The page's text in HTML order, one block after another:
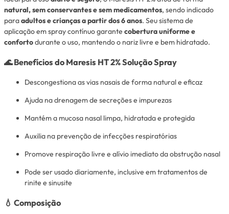
natural, sem conservantes e sem medicamentos, sendo indicado
paraadultos e crianças a partir dos 6 anos. Seu sistema de
aplicação em spray contínuo garante cobertura uniforme e
confortodurante o uso, mantendo o nariz livre e bem hidratado.
🌊Benefícios do Maresis HT 2% Solução Spray
Descongestiona as vias nasais de forma natural e eficaz
Ajuda na drenagem de secreções e impurezas
Mantém a mucosa nasal limpa, hidratada e protegida
Auxilia na prevenção de infecções respiratórias
Promove respiração livre e alívio imediato da obstrução nasal
Pode ser usado diariamente, inclusive em tratamentos de
rinite e sinusite
💧 Composição